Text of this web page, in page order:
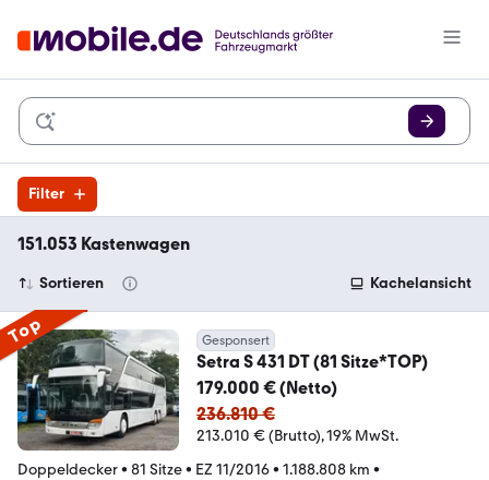
Filter
151.053 Kastenwagen
Sortieren Kachelansicht
Top Gesponsert
Setra S 431 DT (81 Sitze*TOP)
179.000 € (Netto)
236.810 €
213.010 € (Brutto) 19% MwSt.
Doppeldecker• 81 Sitze• EZ 11/2016• 1.188.808 km •